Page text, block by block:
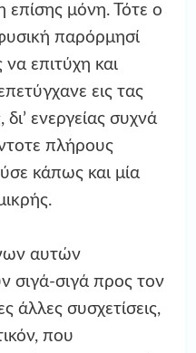
επίσης μόνη. Τότε ο
παρόρμησί
να επιτύχη και
εις τας
δι’ ενεργείας συχνά
πλήρους
κάπως και μία
αυτών
σιγά-σιγά προς τον
άλλες συσχετίσεις,
που